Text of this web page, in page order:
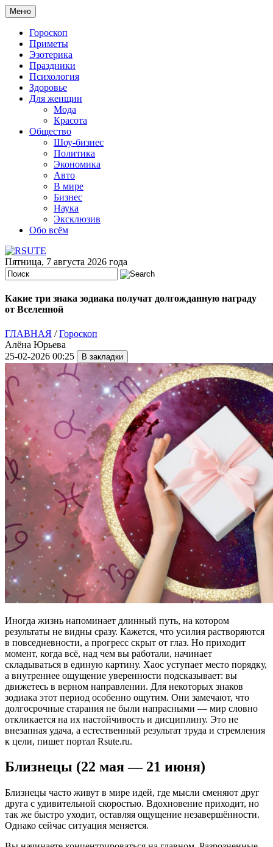
Меню
Гороскоп
Приметы
Эзотерика
Праздники
Психология
Здоровье
Для женщин
Мода
Красота
Общество
Шоу-бизнес
Политика
Экономика
Авто
В мире
Бизнес
Наука
Эксклюзив
Обо всём
Пятница, 7 августа 2026 года
Какие три знака зодиака получат долгожданную награду
от Вселенной
ГЛАВНАЯ /Гороскоп
Алёна Юрьева
25-02-2026 00:25
Иногда жизнь напоминает длинный путь, на котором
результаты не видны сразу. Кажется, что усилия растворяются
в повседневности, а прогресс скрыт от глаз. Но приходит
момент, когда всё, над чем вы работали, начинает
складываться в единую картину. Хаос уступает место порядку,
а внутреннее ощущение уверенности подсказывает: вы
движетесь в верном направлении. Для некоторых знаков
зодиака этот период особенно ощутим. Они замечают, что
долгосрочные старания не были напрасными — мир словно
откликается на их настойчивость и дисциплину. Это не
внезапная удача, а естественный результат труда и стремления
к цели, пишет портал Rsute.ru.
Близнецы (22 мая — 21 июня)
Близнецы часто живут в мире идей, где мысли сменяют друг
друга с удивительной скоростью. Вдохновение приходит, но
так же быстро уходит, оставляя ощущение незавершённости.
Однако сейчас ситуация меняется.